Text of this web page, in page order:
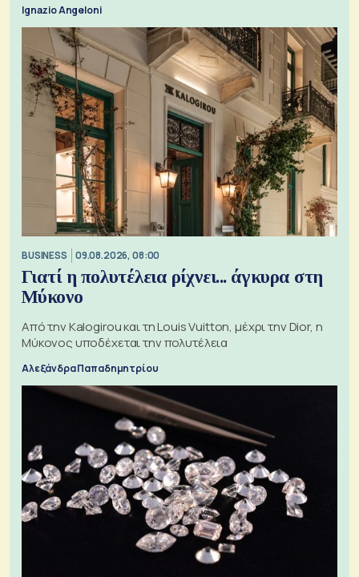
Ignazio Angeloni
BUSINESS 09.08.2026, 08:00
Γιατί η πολυτέλεια ρίχνει... άγκυρα στη
Μύκονο
Από την Kalogirou και τη Louis Vuitton, μέχρι την Dior, η
Μύκονος υποδέχεται την πολυτέλεια
Αλεξάνδρα Παπαδημητρίου